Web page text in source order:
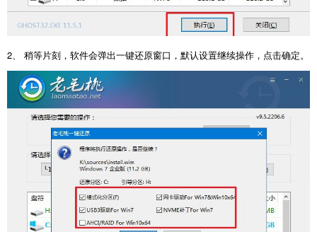
2、 稍等片刻，软件会弹出一键还原窗口，默认设置继续操作，点击确定。